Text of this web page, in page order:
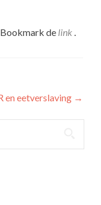
Bookmark de link .
en eetverslaving →